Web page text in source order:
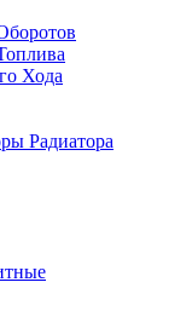
Хода
Радиатора